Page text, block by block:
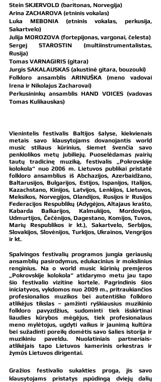
Stein SKJERVOLD (baritonas, Norvegija)
Arina ZACHAROVA (etninis vokalas)
Luka MEBONIA (etninis vokalas, perkusija,
Sakartvelo)
Julija MOROZOVA (fortepijonas, vargonai, čelesta)
Sergej STAROSTIN (multiinstrumentalistas,
Rusija)
Tomas VARNAGIRIS (gitara)
Jurgis SAKALAUSKAS (akustinė gitara, bouzouki)
Folkloro ansamblis ARINUŠKA (meno vadovai
Irena ir Nikolajus Zacharovai)
Perkusininkų ansamblis HAND VOICES (vadovas
Tomas Kulikauskas)
Vienintelis festivalis Baltijos šalyse, kiekvienais
metais savo klausytojams dovanojantis world
music stiliaus kūrinius, šiemet švenčia savo
penkiolikos metų jubiliejų. Puoselėdamas įvairių
tautų tradicinę muziką, festivalis „Pokrovskije
kolokola“ nuo 2006 m. Lietuvos publikai pristatė
folkloro ansamblius iš Abchazijos, Azerbaidžano,
Baltarusijos, Bulgarijos, Estijos, Ispanijos, Italijos,
Kazachstano, Kinijos, Latvijos, Lenkijos, Lietuvos,
Meksikos, Norvegijos, Olandijos, Rusijos ir Rusijos
Federacijos Respublikų (Adygėjos, Altajaus krašto,
Kabarda Balkarijos, Kalmukijos, Mordovijos,
Udmurtijos, Čečėnijos, Dagestano, Komijos, Tuvos,
Marių Respublikos ir kt.), Sakartvelo, Serbijos,
Slovakijos, Slovėnijos, Turkijos, Ukrainos, Vengrijos
ir kt.
Spalvingos festivalių programos jungia geriausių
ansamblių pasirodymus, edukacinius ir mokslinius
renginius. Na o world music kūrinių premjeros
„Pokrovskije kolokola“ atidarymo metu jau tapo
šio festivalio vizitine kortele. Pagrindinis šios
iniciatyvos, vykdomos nuo 2009 m., pritraukiančios
profesionalios muzikos bei autentiško folkloro
atlikėjus tikslas – įamžinti ryškiausius muzikinio
folkloro pavyzdžius, sudominti tiek išskirtinai
liaudies kūrybos mėgėjus, tiek profesionalaus
meno mylėtojus, ugdyti vaikus ir jaunimą kultūra
bei sužadinti poreikį domėtis savo šalies istorija ir
muzikiniu paveldu. Nuolatiniais partneriais-
atlikėjais tapo Lietuvos kamerinis orkestras ir
žymūs Lietuvos dirigentai.
Gražios festivalio sukakties proga, jis savo
klausytojams pristatys įspūdingą dviejų dalių